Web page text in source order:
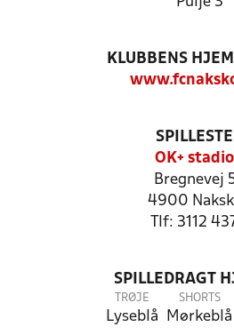
KLUBBENS
OK+
Bregnevej
4900
Tlf: 3112
SPILLEDRAGT
TRØJE
Lyseblå
SHORTS
Mørkeblå